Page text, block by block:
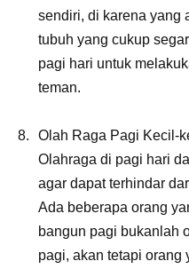
sendiri, di karena yang
tubuh yang cukup
pagi hari untuk
teman.
Olah Raga Pagi Kecil-
Olahraga di pagi hari
agar dapat terhindar
Ada beberapa orang
bangun pagi bukanlah
pagi, akan tetapi orang